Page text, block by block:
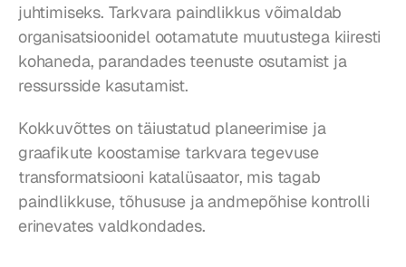
juhtimiseks. Tarkvara paindlikkus võimaldab
organisatsioonidel ootamatute muutustega kiiresti
kohaneda, parandades teenuste osutamist ja
ressursside kasutamist.
Kokkuvõttes on täiustatud planeerimise ja
graafikute koostamise tarkvara tegevuse
transformatsiooni katalüsaator, mis tagab
paindlikkuse, tõhususe ja andmepõhise kontrolli
erinevates valdkondades.